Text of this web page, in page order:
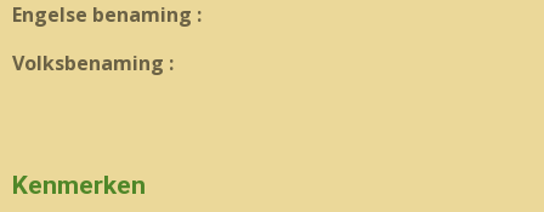
Engelse benaming :
Volksbenaming :
Kenmerken